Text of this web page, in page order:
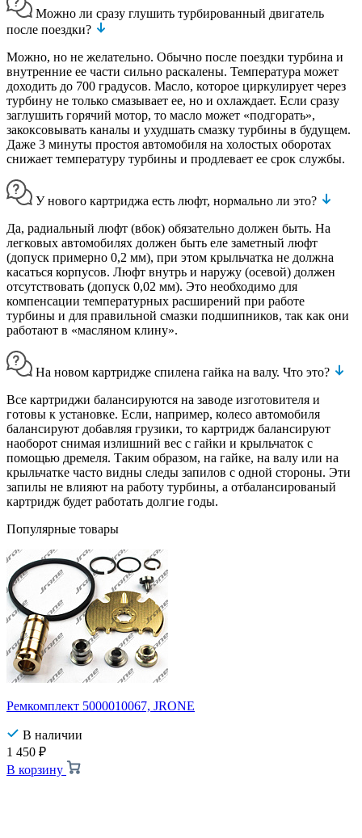
Можно ли сразу глушить турбированный двигатель
после поездки?
Можно, но не желательно. Обычно после поездки турбина и
внутренние ее части сильно раскалены. Температура может
доходить до 700 градусов. Масло, которое циркулирует через
турбину не только смазывает ее, но и охлаждает. Если сразу
заглушить горячий мотор, то масло может «подгорать»,
закоксовывать каналы и ухудшать смазку турбины в будущем.
Даже 3 минуты простоя автомобиля на холостых оборотах
снижает температуру турбины и продлевает ее срок службы.
У нового картриджа есть люфт, нормально ли это?
Да, радиальный люфт (вбок) обязательно должен быть. На
легковых автомобилях должен быть еле заметный люфт
(допуск примерно 0,2 мм), при этом крыльчатка не должна
касаться корпусов. Люфт внутрь и наружу (осевой) должен
отсутствовать (допуск 0,02 мм). Это необходимо для
компенсации температурных расширений при работе
турбины и для правильной смазки подшипников, так как они
работают в «масляном клину».
На новом картридже спилена гайка на валу. Что это?
Все картриджи балансируются на заводе изготовителя и
готовы к установке. Если, например, колесо автомобиля
балансируют добавляя грузики, то картридж балансируют
наоборот снимая излишний вес с гайки и крыльчаток с
помощью дремеля. Таким образом, на гайке, на валу или на
крыльчатке часто видны следы запилов с одной стороны. Эти
запилы не влияют на работу турбины, а отбалансированый
картридж будет работать долгие годы.
Популярные товары
Ремкомплект 5000010067, JRONE
В наличии
1 450 ₽
В корзину